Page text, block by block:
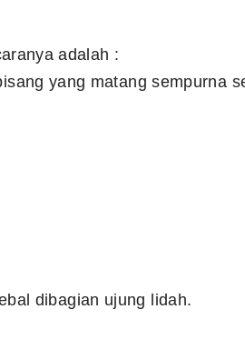
adalah :
yang matang sempurna
dibagian ujung lidah.